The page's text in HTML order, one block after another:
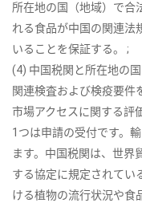
所在地の国（地域）で合
れる食品が中国の関連法
いることを保証する。 ;
(4) 中国税関と所在地の
関連検査および検疫要件
市場アクセスに関する評
1つは申請の受付です。
ます。中国税関は、世界
する協定に規定されてい
ける植物の流行状況や食